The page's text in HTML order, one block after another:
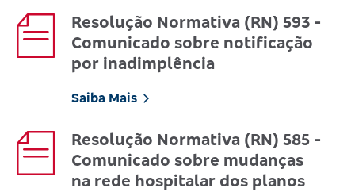
Resolução Normativa (RN) 593 -
Comunicado sobre notificação
por inadimplência
Saiba Mais
Resolução Normativa (RN) 585 -
Comunicado sobre mudanças
na rede hospitalar dos planos